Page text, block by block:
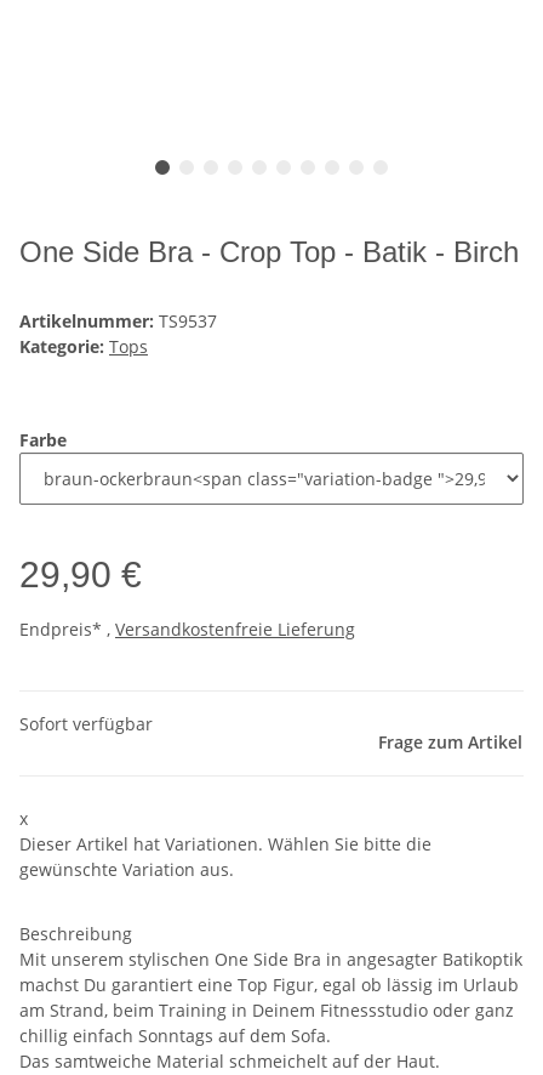
One Side Bra - Crop Top - Batik - Birch
Artikelnummer: TS9537
Kategorie: Tops
Farbe
29,90 €
Endpreis* , Versandkostenfreie Lieferung
Sofort verfügbar
Frage zum Artikel
x
Dieser Artikel hat Variationen. Wählen Sie bitte die
gewünschte Variation aus.
Beschreibung
Mit unserem stylischen One Side Bra in angesagter Batikoptik
machst Du garantiert eine Top Figur, egal ob lässig im Urlaub
am Strand, beim Training in Deinem Fitnessstudio oder ganz
chillig einfach Sonntags auf dem Sofa.
Das samtweiche Material schmeichelt auf der Haut.